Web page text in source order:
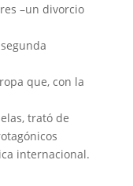
–un divorcio
que, con la
trató de
internacional.